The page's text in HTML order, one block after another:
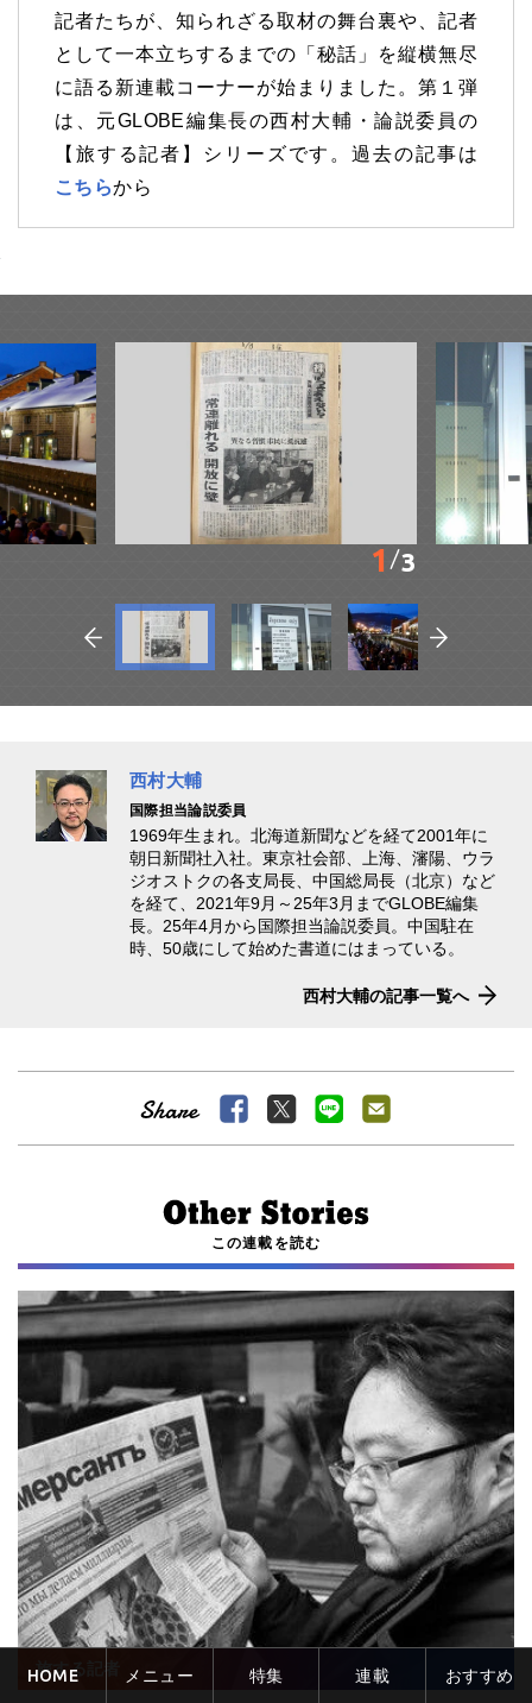
記者たちが、知られざる取材の舞台裏や、記者
として一本立ちするまでの「秘話」を縦横無尽
に語る新連載コーナーが始まりました。第１弾
は、元GLOBE編集長の西村大輔・論説委員の
【旅する記者】シリーズです。過去の記事は
こちらから
1 3
西村大輔
国際担当論説委員
1969年生まれ。北海道新聞などを経て2001年に
朝日新聞社入社。東京社会部、上海、瀋陽、ウラ
ジオストクの各支局長、中国総局長（北京）など
を経て、2021年9月～25年3月までGLOBE編集
長。25年4月から国際担当論説委員。中国駐在
時、50歳にして始めた書道にはまっている。
西村大輔の記事一覧へ
この連載を読む
旅する記者
HOME メニュー 特集 連載 おすすめ